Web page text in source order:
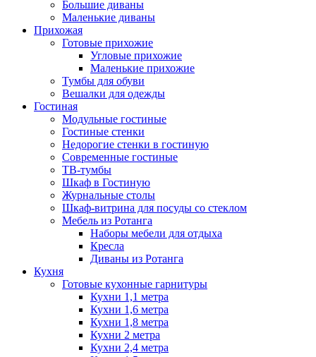
Большие диваны
Маленькие диваны
Прихожая
Готовые прихожие
Угловые прихожие
Маленькие прихожие
Тумбы для обуви
Вешалки для одежды
Гостиная
Модульные гостиные
Гостиные стенки
Недорогие стенки в гостиную
Современные гостиные
ТВ-тумбы
Шкаф в Гостиную
Журнальные столы
Шкаф-витрина для посуды со стеклом
Мебель из Ротанга
Наборы мебели для отдыха
Кресла
Диваны из Ротанга
Кухня
Готовые кухонные гарнитуры
Кухни 1,1 метра
Кухни 1,6 метра
Кухни 1,8 метра
Кухни 2 метра
Кухни 2,4 метра